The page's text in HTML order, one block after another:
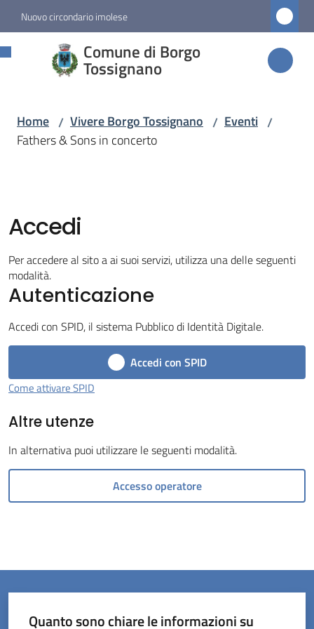
Vai al contenuto
Vai alla navigazione
Vai al footer
Nuovo circondario imolese
Comune di Borgo
Tossignano
Comune di
Borgo
Servizi
Vivere
Borgo
Menu selezionato
Servizi
line
Prenotazioni
Home / Vivere Borgo Tossignano / Eventi /
Fathers & Sons in concerto
Accedi
Per accedere al sito a ai suoi servizi, utilizza una delle seguenti
modalità.
Autenticazione
Accedi con SPID, il sistema Pubblico di Identità Digitale.
Accedi con SPID
Come attivare SPID
Altre utenze
In alternativa puoi utilizzare le seguenti modalità.
Accesso operatore
Quanto sono chiare le informazioni su